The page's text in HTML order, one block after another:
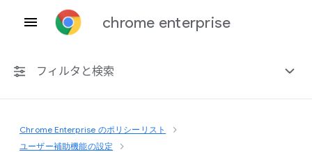
chrome enterprise
フィルタと検索
プラットフォーム共通
Chrome Enterprise のポリシーリスト
ユーザー補助機能の設定